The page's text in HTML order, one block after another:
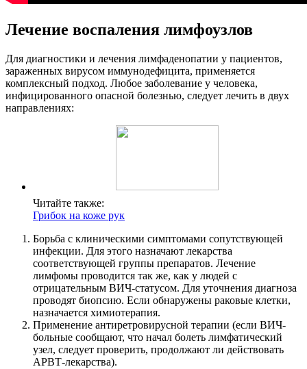
Лечение воспаления лимфоузлов
Для диагностики и лечения лимфаденопатии у пациентов,
зараженных вирусом иммунодефицита, применяется
комплексный подход. Любое заболевание у человека,
инфицированного опасной болезнью, следует лечить в двух
направлениях:
Читайте также:
Грибок на коже рук
Борьба с клиническими симптомами сопутствующей
инфекции. Для этого назначают лекарства
соответствующей группы препаратов. Лечение
лимфомы проводится так же, как у людей с
отрицательным ВИЧ-статусом. Для уточнения диагноза
проводят биопсию. Если обнаружены раковые клетки,
назначается химиотерапия.
Применение антиретровирусной терапии (если ВИЧ-
больные сообщают, что начал болеть лимфатический
узел, следует проверить, продолжают ли действовать
АРВТ-лекарства).